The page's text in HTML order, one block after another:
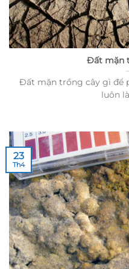
Đất mặn
Đất mặn trồng cây gì để
luôn
23
Th4